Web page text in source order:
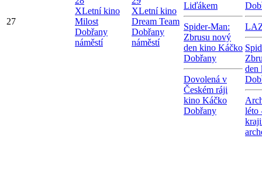
27
XLetní kino
Milost
Dobřany
náměstí
XLetní kino
Dream Team
Dobřany
náměstí
Liďákem
Spider-Man:
Zbrusu nový
den kino Káčko
Dobřany
Dovolená v
Českém ráji
kino Káčko
Dobřany
den
léto